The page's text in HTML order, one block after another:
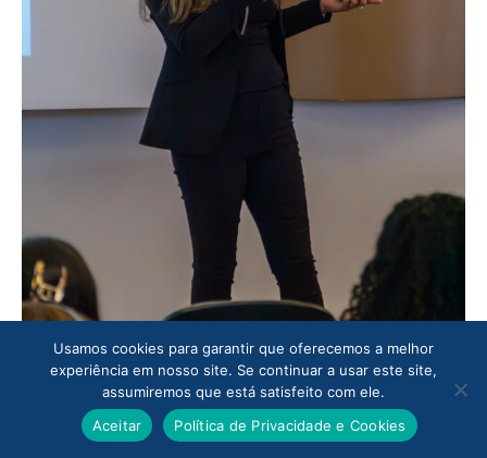
Usamos cookies para garantir que oferecemos a melhor
experiência em nosso site. Se continuar a usar este site,
assumiremos que está satisfeito com ele.
Aceitar
Política de Privacidade e Cookies